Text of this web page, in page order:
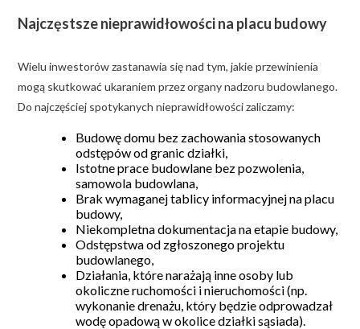
Najczęstsze nieprawidłowości na placu budowy
Wielu inwestorów zastanawia się nad tym, jakie przewinienia
mogą skutkować ukaraniem przez organy nadzoru budowlanego.
Do najczęściej spotykanych nieprawidłowości zaliczamy:
Budowę domu bez zachowania stosowanych
odstępów od granic działki,
Istotne prace budowlane bez pozwolenia,
samowola budowlana,
Brak wymaganej tablicy informacyjnej na placu
budowy,
Niekompletna dokumentacja na etapie budowy,
Odstępstwa od zgłoszonego projektu
budowlanego,
Działania, które narażają inne osoby lub
okoliczne ruchomości i nieruchomości (np.
wykonanie drenażu, który będzie odprowadzał
wodę opadową w okolice działki sąsiada).